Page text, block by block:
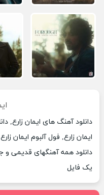
دانلود آهنگ های ایمان زارع,
ایمان زارع, فول آلبوم ایمان
دانلود همه آهنگهای قدیمی و
یک فایل